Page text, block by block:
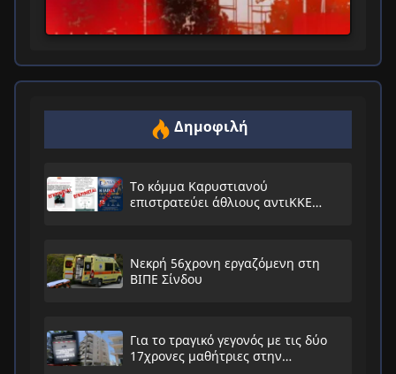
Δημοφιλή
Το κόμμα Καρυστιανού
επιστρατεύει άθλιους αντιΚΚΕ
Νεκρή 56χρονη εργαζόμενη στη
ΒΙΠΕ Σίνδου
Για το τραγικό γεγονός με τις δύο
17χρονες μαθήτριες στην